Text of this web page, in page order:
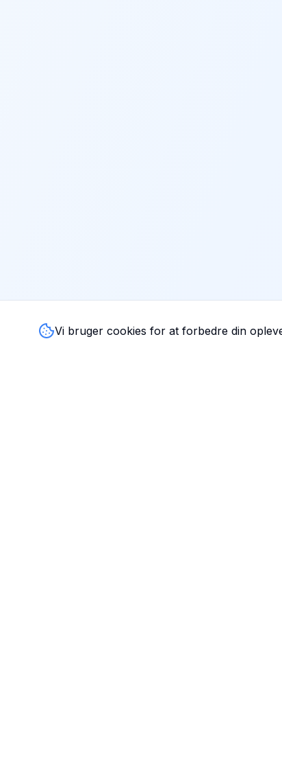
Vi bruger cookies for at forbedre din